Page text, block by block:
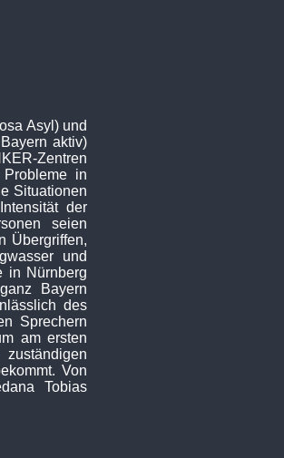
Asyl) und
aktiv)
Zentren
Probleme in
Situationen
der
seien
Übergriffen,
und
in Nürnberg
Bayern
des
Sprechern
am ersten
Von
Tobias